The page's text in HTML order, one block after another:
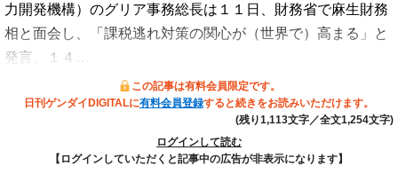
力開発機構）のグリア事務総長は１１日、財務省で麻生財務
相と面会し、「課税逃れ対策の関心が（世界で）高まる」と
発言。１４…
この記事は有料会員限定です。
日刊ゲンダイDIGITALに有料会員登録すると続きをお読みいただけます。
(残り1,113文字／全文1,254文字)
ログインして読む
【ログインしていただくと記事中の広告が非表示になります】